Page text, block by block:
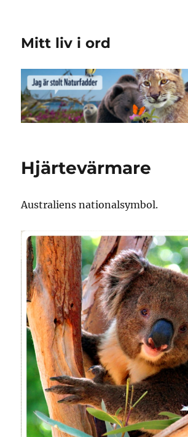
Mitt liv i ord
Hjärtevärmare
Australiens nationalsymbol.